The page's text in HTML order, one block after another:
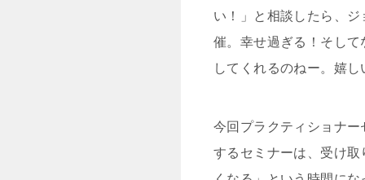
い！」と相談したら、
催。幸せ過ぎる！そし
してくれるのねー。嬉し
今回プラクティショナ
するセミナーは、受け